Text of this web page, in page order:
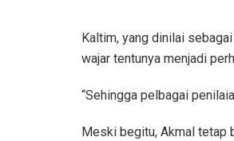
Kaltim, yang dinilai
wajar tentunya menjadi
“Sehingga pelbagai
Meski begitu, Akmal tetap